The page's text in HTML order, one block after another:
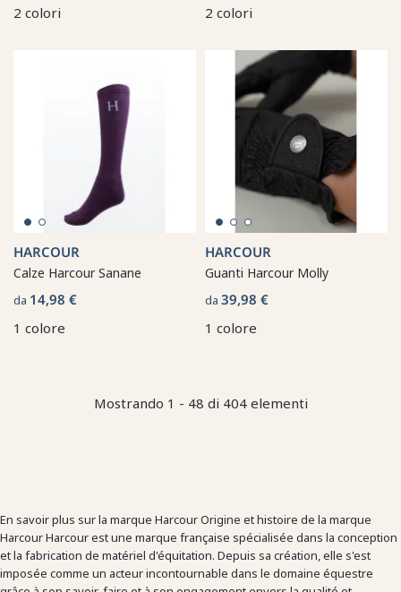
2 colori
2 colori
HARCOUR
Calze Harcour Sanane
da 14,98 €
1 colore
HARCOUR
Guanti Harcour Molly
da 39,98 €
1 colore
Mostrando 1 - 48 di 404 elementi
En savoir plus sur la marque Harcour Origine et histoire de la marque
Harcour Harcour est une marque française spécialisée dans la conception
et la fabrication de matériel d'équitation. Depuis sa création, elle s'est
imposée comme un acteur incontournable dans le domaine équestre